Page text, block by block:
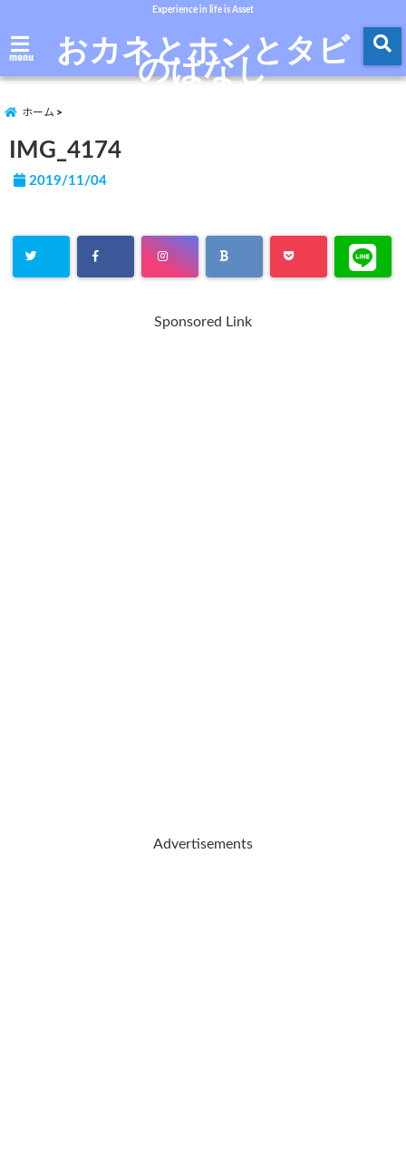
Experience in life is Asset
menu おカネとホンとタビ
のはなし
ホーム
IMG_4174
2019/11/04
Sponsored Link
Advertisements